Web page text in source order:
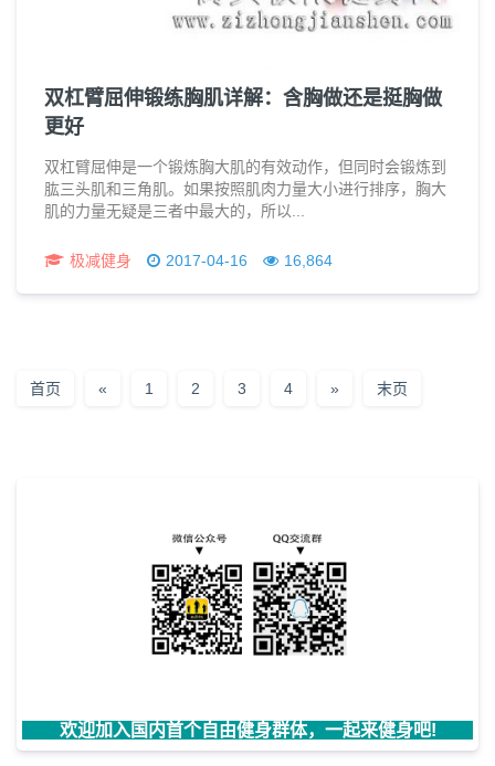
双杠臂屈伸锻练胸肌详解：含胸做还是挺胸做
更好
双杠臂屈伸是一个锻炼胸大肌的有效动作，但同时会锻炼到
肱三头肌和三角肌。如果按照肌肉力量大小进行排序，胸大
肌的力量无疑是三者中最大的，所以...
极减健身 2017-04-16 16,864
首页 « 1 2 3 4 » 末页
欢迎加入国内首个自由健身群体，一起来健身吧!